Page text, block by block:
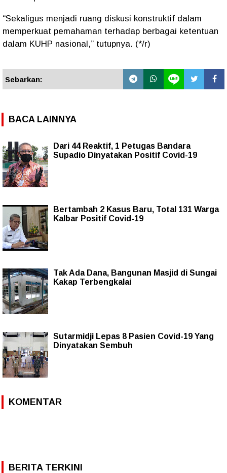
“Sekaligus menjadi ruang diskusi konstruktif dalam
memperkuat pemahaman terhadap berbagai ketentuan
dalam KUHP nasional,” tutupnya. (*/r)
Sebarkan:
BACA LAINNYA
Dari 44 Reaktif, 1 Petugas Bandara
Supadio Dinyatakan Positif Covid-19
Bertambah 2 Kasus Baru, Total 131 Warga
Kalbar Positif Covid-19
Tak Ada Dana, Bangunan Masjid di Sungai
Kakap Terbengkalai
Sutarmidji Lepas 8 Pasien Covid-19 Yang
Dinyatakan Sembuh
KOMENTAR
BERITA TERKINI